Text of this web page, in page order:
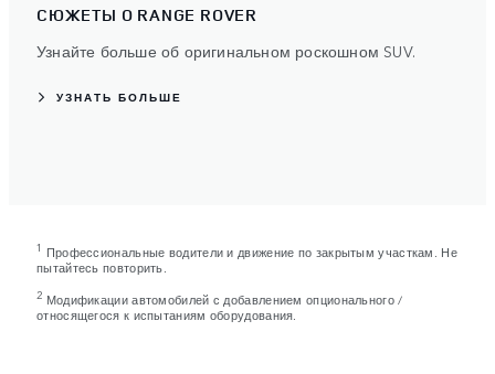
СЮЖЕТЫ О RANGE ROVER
Узнайте больше об оригинальном роскошном SUV.
УЗНАТЬ БОЛЬШЕ
1 Профессиональные водители и движение по закрытым участкам. Не
пытайтесь повторить.
2 Модификации автомобилей с добавлением опционального /
относящегося к испытаниям оборудования.